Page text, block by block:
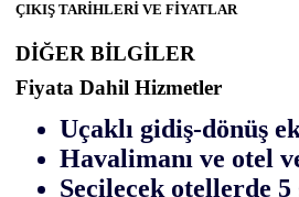
ÇIKIŞ TARİHLERİ VE FİYATLAR
DİĞER BİLGİLER
Fiyata Dahil Hizmetler
Uçaklı gidiş-dönüş
Havalimanı ve otel
Seçilecek otellerde